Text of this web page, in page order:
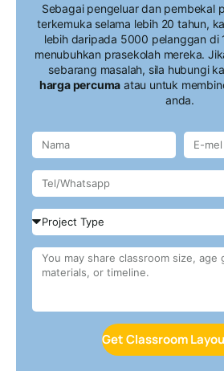
Sebagai pengeluar dan pembekal
terkemuka selama lebih 20 tahun,
lebih daripada 5000 pelanggan di
menubuhkan prasekolah mereka.
sebarang masalah, sila hubungi
harga percuma atau untuk
anda.
Get Classroom